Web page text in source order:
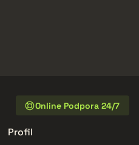
Online Podpora 24/7
Profil